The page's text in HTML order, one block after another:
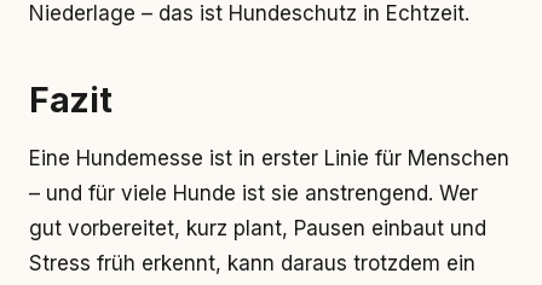
Niederlage – das ist Hundeschutz in Echtzeit.
Fazit
Eine Hundemesse ist in erster Linie für Menschen
– und für viele Hunde ist sie anstrengend. Wer
gut vorbereitet, kurz plant, Pausen einbaut und
Stress früh erkennt, kann daraus trotzdem ein